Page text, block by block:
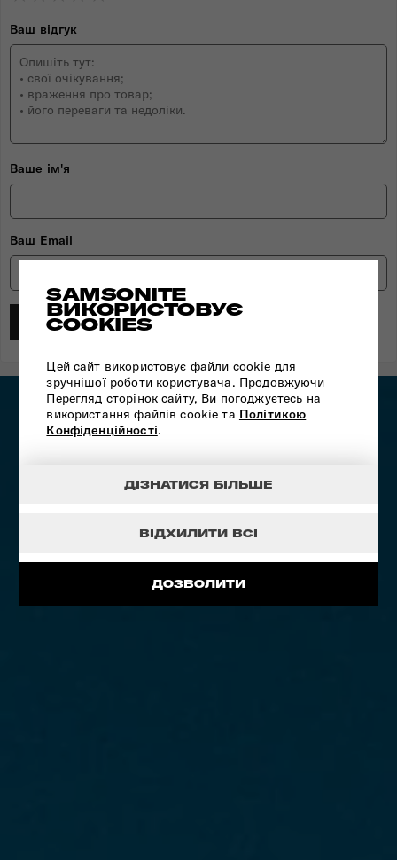
SAMSONITE
ВИКОРИСТОВУЄ
COOKIES
Цей сайт використовує файли cookie для
зручнішої роботи користувача. Продовжуючи
Перегляд сторінок сайту, Ви погоджуєтесь на
використання файлів cookie та Політикою
Конфіденційності.
ДОЗВОЛИТИ
ВІДХИЛИТИ ВСІ
ДІЗНАТИСЯ БІЛЬШЕ
Ваш відгук
Ваше ім'я
Ваш Email
ДОДАТИ ВІДГУК